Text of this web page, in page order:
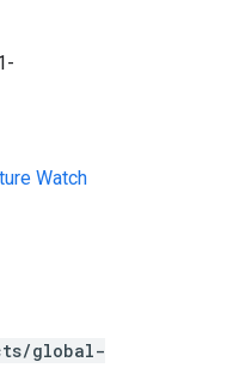
Watch
global-